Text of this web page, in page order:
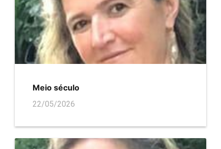
Meio século
22/05/2026